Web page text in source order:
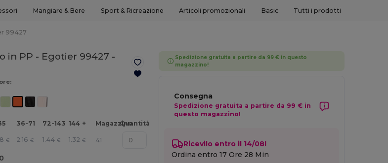
Mangiare & Bere Sport & Ricreazione Articoli promozionali Basic Tutti i prodotti
99427
in PP - Egotier 99427 -
36-71 72-143 144 + MagazzinoQuantità
€ 2.16 € 1.44 € 1.32 € 41
0
Spedizione gratuita a partire da 99 € in questo
magazzino!
Consegna
Spedizione gratuita a partire da 99 € in
questo magazzino!
Ricevilo entro il 14/08!
Ordina entro17 Ore 28 Min